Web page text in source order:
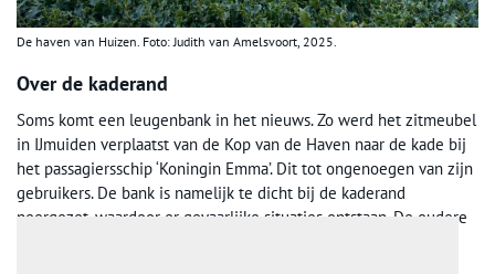
De haven van Huizen. Foto: Judith van Amelsvoort, 2025.
Over de kaderand
Soms komt een leugenbank in het nieuws. Zo werd het zitmeubel
in IJmuiden verplaatst van de Kop van de Haven naar de kade bij
het passagiersschip ‘Koningin Emma’. Dit tot ongenoegen van zijn
gebruikers. De bank is namelijk te dicht bij de kaderand
neergezet, waardoor er gevaarlijke situaties ontstaan. De oudere